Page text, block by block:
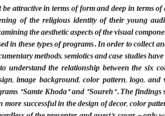
attractive in terms of form and deep in terms
of the religious identity of their young
the aesthetic aspects of the visual
in these types of programs. In order to collect
methods, semiotics and case studies
understand the relationship between the six
image background, color pattern, logo,
"Samte Khoda" and "Soureh". The findings
successful in the design of decor, color